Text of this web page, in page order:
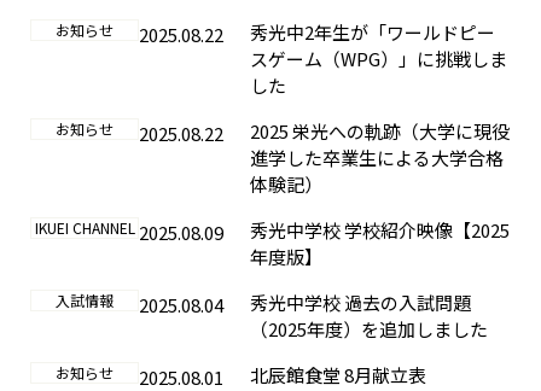
お知らせ 2025.08.22
秀光中2年生が「ワールドピー
スゲーム（WPG）」に挑戦しま
した
お知らせ 2025.08.22
2025 栄光への軌跡（大学に現役
進学した卒業生による大学合格
体験記）
IKUEI CHANNEL 2025.08.09
秀光中学校 学校紹介映像【2025
年度版】
入試情報 2025.08.04
秀光中学校 過去の入試問題
（2025年度）を追加しました
お知らせ 2025.08.01 北辰館食堂 8月献立表